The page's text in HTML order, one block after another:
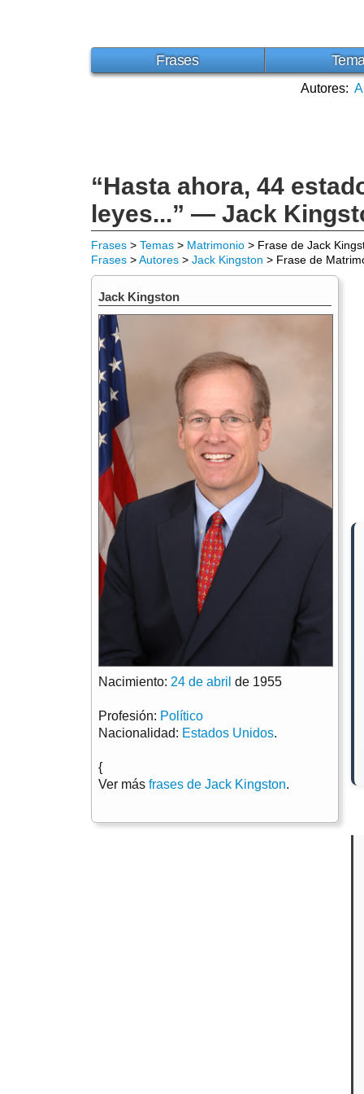
Frases
Autores: A
“Hasta ahora, 44
leyes...” — Jack
Frases > Temas > Matrimonio > Frase de Jack
Frases >Autores > Jack Kingston > Frase de
Jack Kingston
Nacimiento: 24 de abril de 1955
Profesión: Político
Nacionalidad: Estados Unidos.
{
Ver más frases de Jack Kingston.